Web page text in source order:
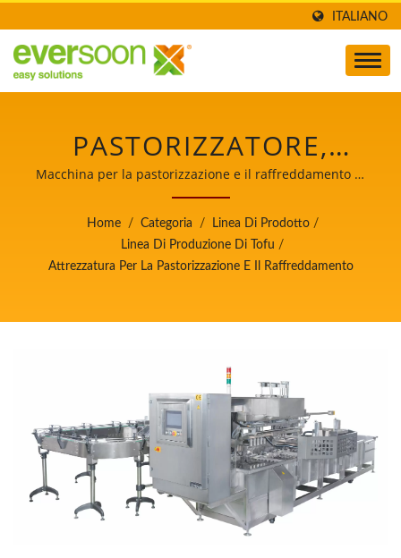
ITALIANO
PASTORIZZATORE,
MACCHINA PER
PASTORIZZAZIONE,
ATTREZZATURA PER
STERILIZZATORE
ALIMENTARE,
ATTREZZATURA PER
STERILIZZAZIONE,
DISPOSITIVO DI
STERILIZZAZIONE /
LEADER NELLA
Macchina per la pastorizzazione e il raffreddamento di
Tofu e Latte di Soia / Leader nella produzione
automatica di macchine per la preparazione di tofu e
latte di soia con la massima priorità alla sicurezza
alimentare.
Home / Categoria / Linea Di Prodotto /
Linea Di Produzione Di Tofu /
Attrezzatura Per La Pastorizzazione E Il Raffreddamento